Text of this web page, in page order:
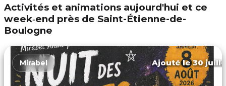
Activités et animations aujourd'hui et ce
week‑end près de Saint-Étienne-de-
Boulogne
Mirabel Ajouté le 30